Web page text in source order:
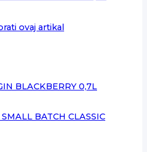
ovaj artikal
BLACKBERRY 0,7L